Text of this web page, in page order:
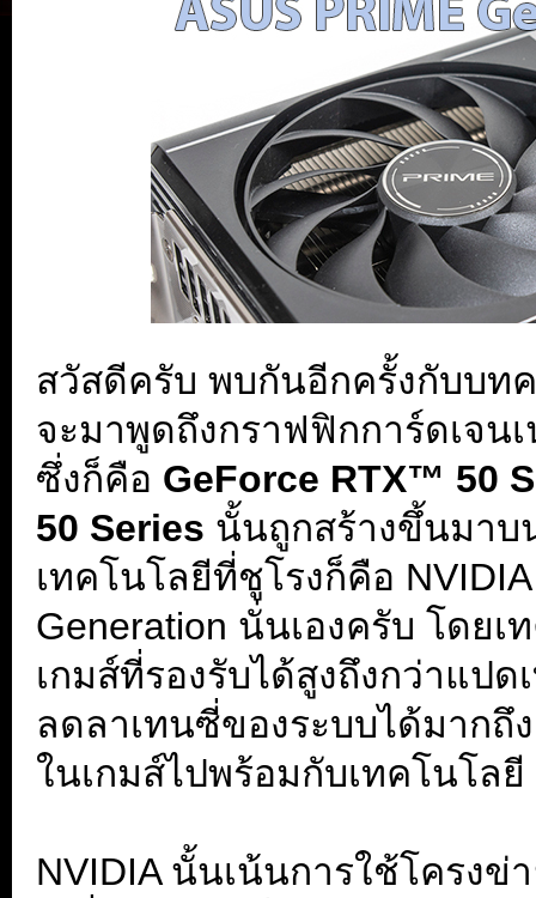
สวัสดีครับ พบกันอีกครั้งกับบท
จะมาพูดถึงกราฟฟิกการ์ดเจน
ซึ่งก็คือ GeForce RTX™ 50
50 Series นั้นถูกสร้างขึ้นมาบ
เทคโนโลยีที่ชูโรงก็คือ
Generation นั่นเองครับ โดย
เกมส์ที่รองรับได้สูงถึงกว่าแป
ลดลาเทนซี่ของระบบได้มากถึ
ในเกมส์ไปพร้อมกับเทคโนโลยี
NVIDIA นั้นเน้นการใช้โครงข่